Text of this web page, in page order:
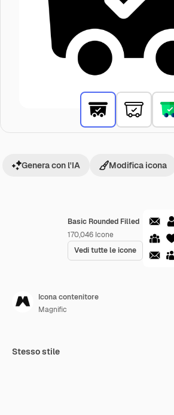
Basic Rounded Filled
170,046 Icone
Vedi tutte le icone
Genera con l'IA Modifica icona
Icona contenitore
Magnific
Stesso stile